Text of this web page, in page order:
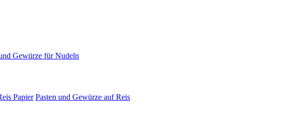
Gewürze für Nudeln
Papier Pasten und Gewürze auf Reis